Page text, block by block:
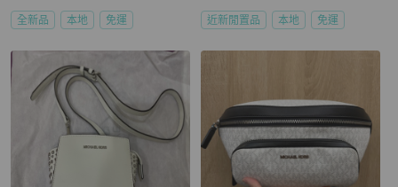
全新品 本地 免運 近新閒置品 本地 免運